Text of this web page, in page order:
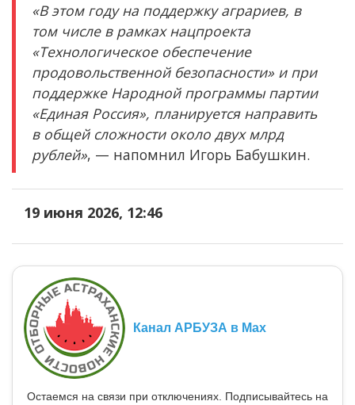
«В этом году на поддержку аграриев, в
том числе в рамках нацпроекта
«Технологическое обеспечение
продовольственной безопасности» и при
поддержке Народной программы партии
«Единая Россия», планируется направить
в общей сложности около двух млрд
рублей», — напомнил Игорь Бабушкин.
19 июня 2026, 12:46
Канал АРБУЗА в Max
Остаемся на связи при отключениях. Подписывайтесь на